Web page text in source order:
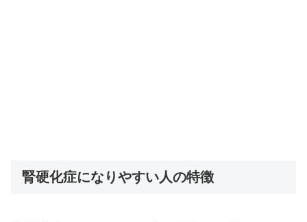
腎硬化症になりやすい人の特徴